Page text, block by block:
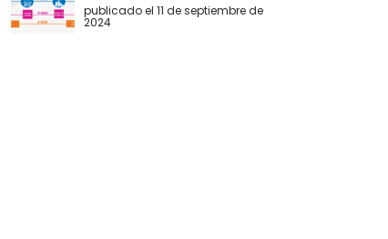
publicado el 11 de septiembre de
2024